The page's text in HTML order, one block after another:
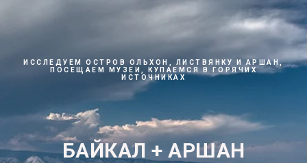
ИССЛЕДУЕМ ОСТРОВ ОЛЬХОН, ЛИСТВЯНКУ И АРШАН,
ПОСЕЩАЕМ МУЗЕИ, КУПАЕМСЯ В ГОРЯЧИХ
ИСТОЧНИКАХ
БАЙКАЛ + АРШАН